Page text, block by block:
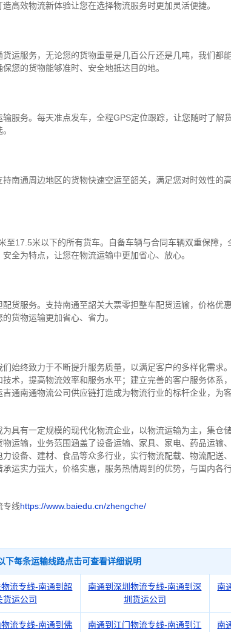
高效物流新体验让您在选择物流服务时更加灵活便捷。
运服务，无论您的货物重量是几百公斤还是几吨，我们都
您的货物能够准时、安全地抵达目的地。
服务。每天准点发车，全程GPS定位跟踪，让您随时了解
南通周边地区的货物快速空运至韶关，满足您对时效性的
至17.5米以下的所有货车。自备车辆与合同车辆双重保障
全为特点，让您在物流运输中更加省心、放心。
货服务。支持南通至韶关大票零担整车配货运输，价格优
货物运输更加省心、省力。
始终致力于不断提升服务质量，以满足客户的多样化需求
术，提高物流效率和服务水平；建立完善的客户服务体系
通南通物流公司供应链打造成为物流行业的标杆企业，为
具有一定规模的现代化物流企业，以物流运输为主，集仓
运输，业务范围涵盖了设备运输、家具、家电、药品运输
设备、建材、食品等众多行业，实行物流配载、物流配送
运实力强大，价格实惠，服务热情周到的优势，与国内各
专线https://www.baiedu.cn/zhengche/
下每条运输线路点击可查看详细说明
流专线-南通到韶
货运公司
南通到深圳物流专线-南通到深
圳货运公司
南
流专线-南通到佛
南通到江门物流专线-南通到江
南